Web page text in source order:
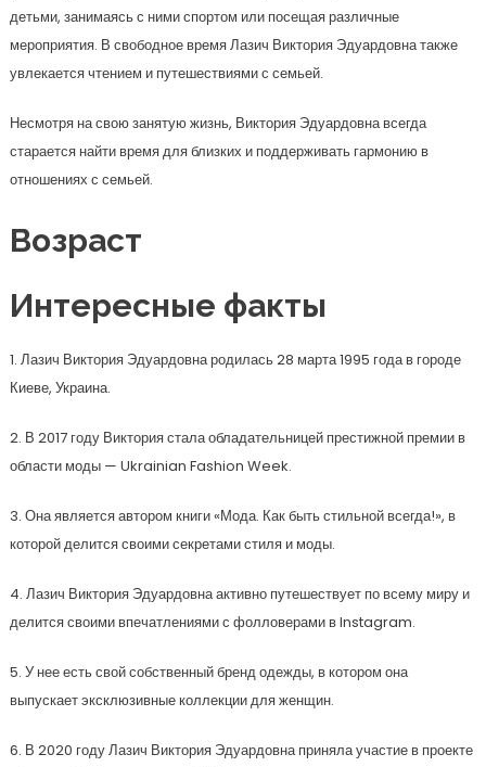
детьми, занимаясь с ними спортом или посещая различные
мероприятия. В свободное время Лазич Виктория Эдуардовна также
увлекается чтением и путешествиями с семьей.
Несмотря на свою занятую жизнь, Виктория Эдуардовна всегда
старается найти время для близких и поддерживать гармонию в
отношениях с семьей.
Возраст
Интересные факты
1. Лазич Виктория Эдуардовна родилась 28 марта 1995 года в городе
Киеве, Украина.
2. В 2017 году Виктория стала обладательницей престижной премии в
области моды — Ukrainian Fashion Week.
3. Она является автором книги «Мода. Как быть стильной всегда!», в
которой делится своими секретами стиля и моды.
4. Лазич Виктория Эдуардовна активно путешествует по всему миру и
делится своими впечатлениями с фолловерами в Instagram.
5. У нее есть свой собственный бренд одежды, в котором она
выпускает эксклюзивные коллекции для женщин.
6. В 2020 году Лазич Виктория Эдуардовна приняла участие в проекте